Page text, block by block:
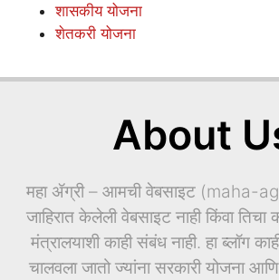
शासकीय योजना
शेतकरी योजना
About
महा ॲग्री – आमची वेबसाइट (maha-
जाहिरात केलेली वेबसाइट नाही किंवा तिचा
मंत्रालयाशी काही संबंध नाही. हा ब्लॉग
चालवला जातो ज्यांना सरकारी योजना